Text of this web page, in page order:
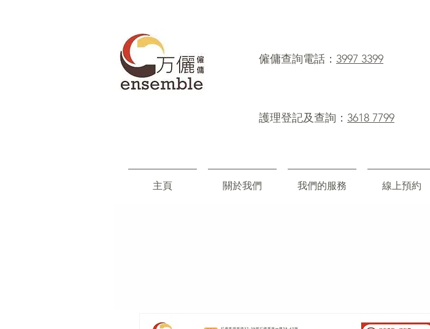
​僱傭查詢電話： 3997 3399
護理登記及查詢： 3618 7799
主頁 關於我們 我們的服務 線上預約